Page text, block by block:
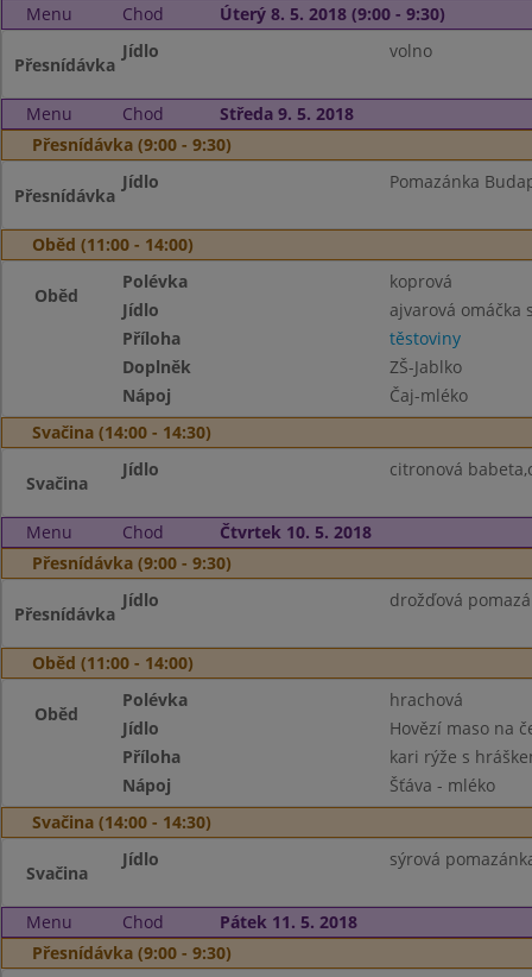
Menu Chod Úterý 8. 5. 2018 (9:00 - 9:30)
Přesnídávka
Jídlo volno
Menu Chod
Středa 9. 5. 2018
Přesnídávka (9:00 - 9:30)
Přesnídávka
Jídlo Pomazánka
Oběd (11:00 - 14:00)
Oběd
Polévka
koprová
Jídlo
ajvarová omáčka
Příloha
těstoviny
Doplněk
ZŠ-Jablko
Nápoj
Čaj-mléko
Svačina (14:00 - 14:30)
Svačina
Jídlo citronová
Menu Chod
Čtvrtek 10. 5. 2018
Přesnídávka (9:00 - 9:30)
Přesnídávka
Jídlo drožďová
Oběd (11:00 - 14:00)
Oběd
Polévka
hrachová
Jídlo
Hovězí maso na
Příloha
kari rýže s
Nápoj
Šťáva - mléko
Svačina (14:00 - 14:30)
Svačina
Jídlo sýrová
Menu Chod
Pátek 11. 5. 2018
Přesnídávka (9:00 - 9:30)